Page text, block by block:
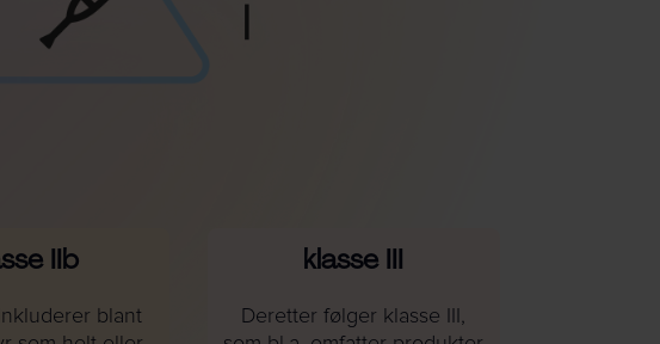
IIb
blant
klasse III
Deretter følger klasse III,